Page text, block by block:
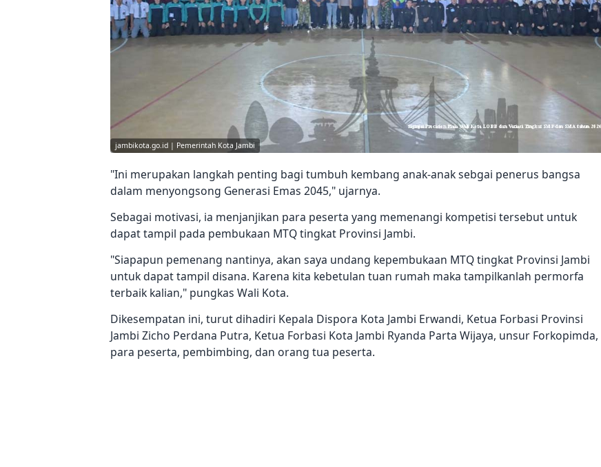
jambikota.go.id | Pemerintah Kota Jambi
"Ini merupakan langkah penting bagi tumbuh kembang anak-anak sebgai penerus bangsa
dalam menyongsong Generasi Emas 2045," ujarnya.
Sebagai motivasi, ia menjanjikan para peserta yang memenangi kompetisi tersebut untuk
dapat tampil pada pembukaan MTQ tingkat Provinsi Jambi.
"Siapapun pemenang nantinya, akan saya undang kepembukaan MTQ tingkat Provinsi Jambi
untuk dapat tampil disana. Karena kita kebetulan tuan rumah maka tampilkanlah permorfa
terbaik kalian," pungkas Wali Kota.
Dikesempatan ini, turut dihadiri Kepala Dispora Kota Jambi Erwandi, Ketua Forbasi Provinsi
Jambi Zicho Perdana Putra, Ketua Forbasi Kota Jambi Ryanda Parta Wijaya, unsur Forkopimda,
para peserta, pembimbing, dan orang tua peserta.